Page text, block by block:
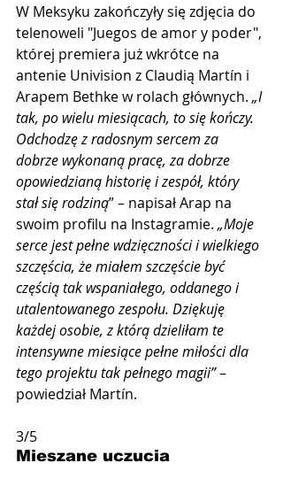
W Meksyku zakończyły się zdjęcia do
telenoweli "Juegos de amor y poder",
której premiera już wkrótce na
antenie Univision z Claudią Martín i
Arapem Bethke w rolach głównych. „I
tak, po wielu miesiącach, to się kończy.
Odchodzę z radosnym sercem za
dobrze wykonaną pracę, za dobrze
opowiedzianą historię i zespół, który
stał się rodziną” – napisał Arap na
swoim profilu na Instagramie. „Moje
serce jest pełne wdzięczności i wielkiego
szczęścia, że ​​miałem szczęście być
częścią tak wspaniałego, oddanego i
utalentowanego zespołu. Dziękuję
każdej osobie, z którą dzieliłam te
intensywne miesiące pełne miłości dla
tego projektu tak pełnego magii” –
powiedział Martín.
3/5
Mieszane uczucia